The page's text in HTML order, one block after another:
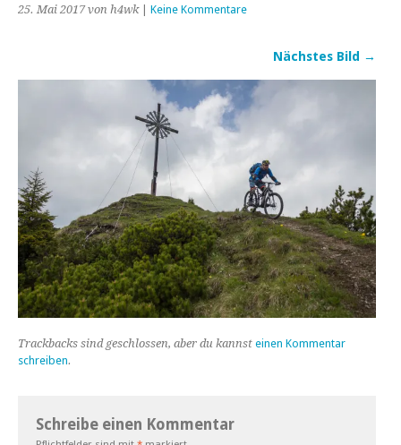
25. Mai 2017 von h4wk| Keine Kommentare
Nächstes Bild →
Trackbacks sind geschlossen, aber du kannst einen Kommentar
schreiben.
Schreibe einen Kommentar